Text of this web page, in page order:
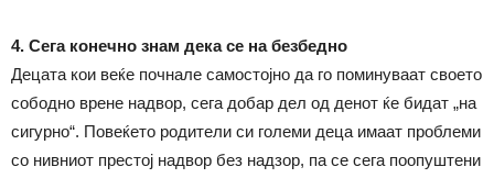
4. Сега конечно знам дека се на безбедно
Децата кои веќе почнале самостојно да го поминуваат своето
сободно врене надвор, сега добар дел од денот ќе бидат „на
сигурно“. Повеќето родители си големи деца имаат проблеми
со нивниот престој надвор без надзор, па се сега поопуштени